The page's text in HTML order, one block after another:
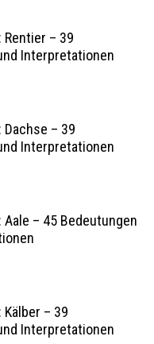
Rentier – 39
Interpretationen
– 39
Interpretationen
Aale – 45 Bedeutungen
– 39
Interpretationen